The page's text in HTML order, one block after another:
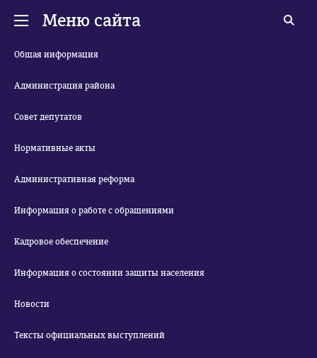
Меню сайта
Общая информация
Администрация района
Совет депутатов
Нормативные акты
Административная реформа
Информация о работе с обращениями
Кадровое обеспечение
Информация о состоянии защиты населения
Новости
Тексты официальных выступлений